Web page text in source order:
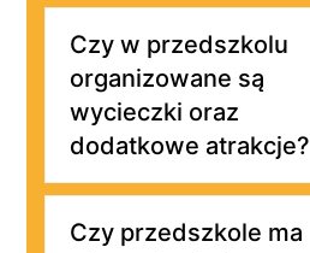
Czy w przedszkolu
organizowane są
wycieczki oraz
dodatkowe atrakcje?
Czy przedszkole ma